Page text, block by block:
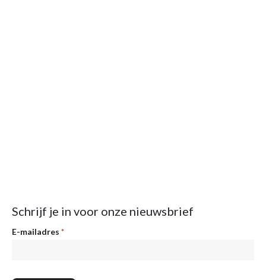
Schrijf je in voor onze nieuwsbrief
Nieuwsbrief
E-mailadres *